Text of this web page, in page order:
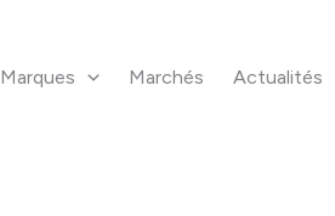
Marques Marchés Actualités